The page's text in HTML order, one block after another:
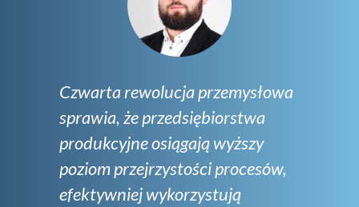
Czwarta rewolucja przemysłowa
sprawia, że przedsiębiorstwa
produkcyjne osiągają wyższy
poziom przejrzystości procesów,
efektywniej wykorzystują